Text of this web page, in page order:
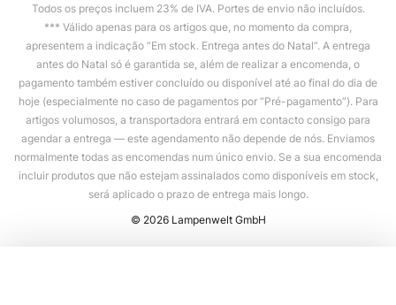
Todos os preços incluem 23% de IVA. Portes de envio não incluídos.
*** Válido apenas para os artigos que, no momento da compra,
apresentem a indicação “Em stock. Entrega antes do Natal”. A entrega
antes do Natal só é garantida se, além de realizar a encomenda, o
pagamento também estiver concluído ou disponível até ao final do dia de
hoje (especialmente no caso de pagamentos por “Pré-pagamento”). Para
artigos volumosos, a transportadora entrará em contacto consigo para
agendar a entrega — este agendamento não depende de nós. Enviamos
normalmente todas as encomendas num único envio. Se a sua encomenda
incluir produtos que não estejam assinalados como disponíveis em stock,
será aplicado o prazo de entrega mais longo.
© 2026 Lampenwelt GmbH